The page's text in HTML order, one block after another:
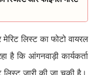
लिस्ट का फोटो वायरल
है कि आंगनवाड़ी कार्यकर्ता
लिस्ट जारी की जा चुकी है।